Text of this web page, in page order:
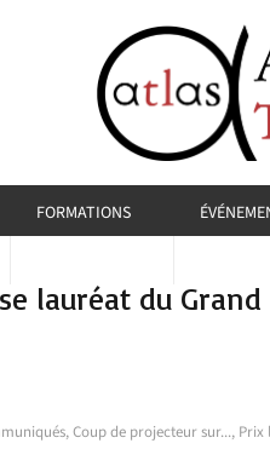
FORMATIONS
lauréat du
,Coup de projecteur sur..., Prix